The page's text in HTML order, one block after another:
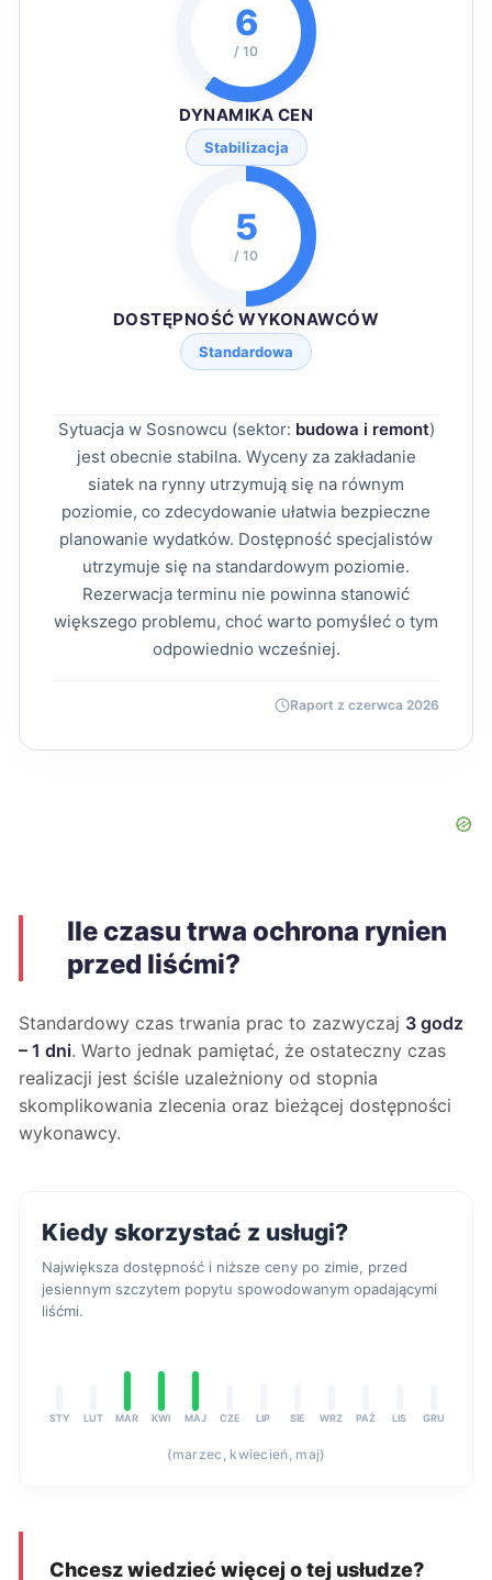
6
/ 10
DYNAMIKA CEN
Stabilizacja
5
/ 10
DOSTĘPNOŚĆ WYKONAWCÓW
Standardowa
Sytuacja w Sosnowcu (sektor: budowa i remont)
jest obecnie stabilna. Wyceny za zakładanie
siatek na rynny utrzymują się na równym
poziomie, co zdecydowanie ułatwia bezpieczne
planowanie wydatków. Dostępność specjalistów
utrzymuje się na standardowym poziomie.
Rezerwacja terminu nie powinna stanowić
większego problemu, choć warto pomyśleć o tym
odpowiednio wcześniej.
Raport z czerwca 2026
Ile czasu trwa ochrona rynien
przed liśćmi?
Standardowy czas trwania prac to zazwyczaj 3 godz
– 1 dni. Warto jednak pamiętać, że ostateczny czas
realizacji jest ściśle uzależniony od stopnia
skomplikowania zlecenia oraz bieżącej dostępności
wykonawcy.
Kiedy skorzystać z usługi?
Największa dostępność i niższe ceny po zimie, przed
jesiennym szczytem popytu spowodowanym opadającymi
liśćmi.
STY LUT MAR KWI MAJ CZE LIP SIE WRZ PAŹ LIS GRU
(marzec, kwiecień, maj)
Chcesz wiedzieć więcej o tej usłudze?